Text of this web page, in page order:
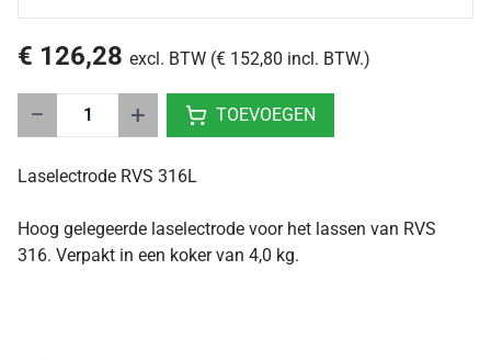
Hoog gelegeerde laselectrode voor het lassen van RVS
316. Verpakt in een koker van 4,0 kg.
€ 126,28 excl. BTW (€ 152,80 incl. BTW.)
− + TOEVOEGEN
Laselectrode RVS 316L